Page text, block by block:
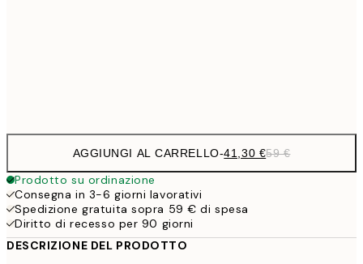
AGGIUNGI AL CARRELLO-41,30 €59 €
Prodotto su ordinazione
Consegna in 3-6 giorni lavorativi
Spedizione gratuita sopra 59 € di spesa
Diritto di recesso per 90 giorni
DESCRIZIONE DEL PRODOTTO